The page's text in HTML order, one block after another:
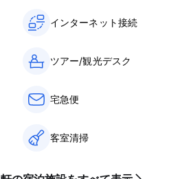
インターネット接続
ツアー/観光デスク
宅急便
客室清掃